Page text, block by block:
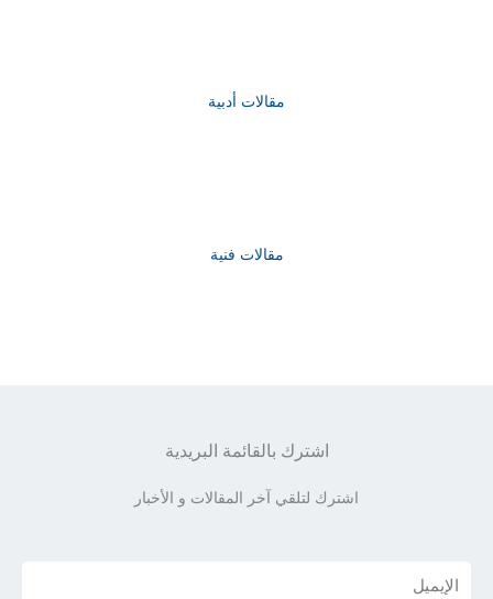
مقالات أدبية
مقالات فنية
اشترك بالقائمة البريدية
اشترك لتلقي آخر المقالات و الأخبار
Email